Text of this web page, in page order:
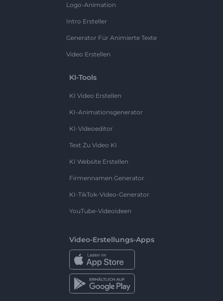
Logo-Animation
Intro Ersteller
Generator Für Animierte Texte
Video Erstellen
KI-Tools
KI Video Erstellen
KI-Animationsgenerator
KI-Videoeditor
Text Zu Video KI
KI Website Erstellen
Firmennamen Generator
KI-TikTok-Video-Generator
YouTube-Videoideen
Video-Erstellungs-Apps